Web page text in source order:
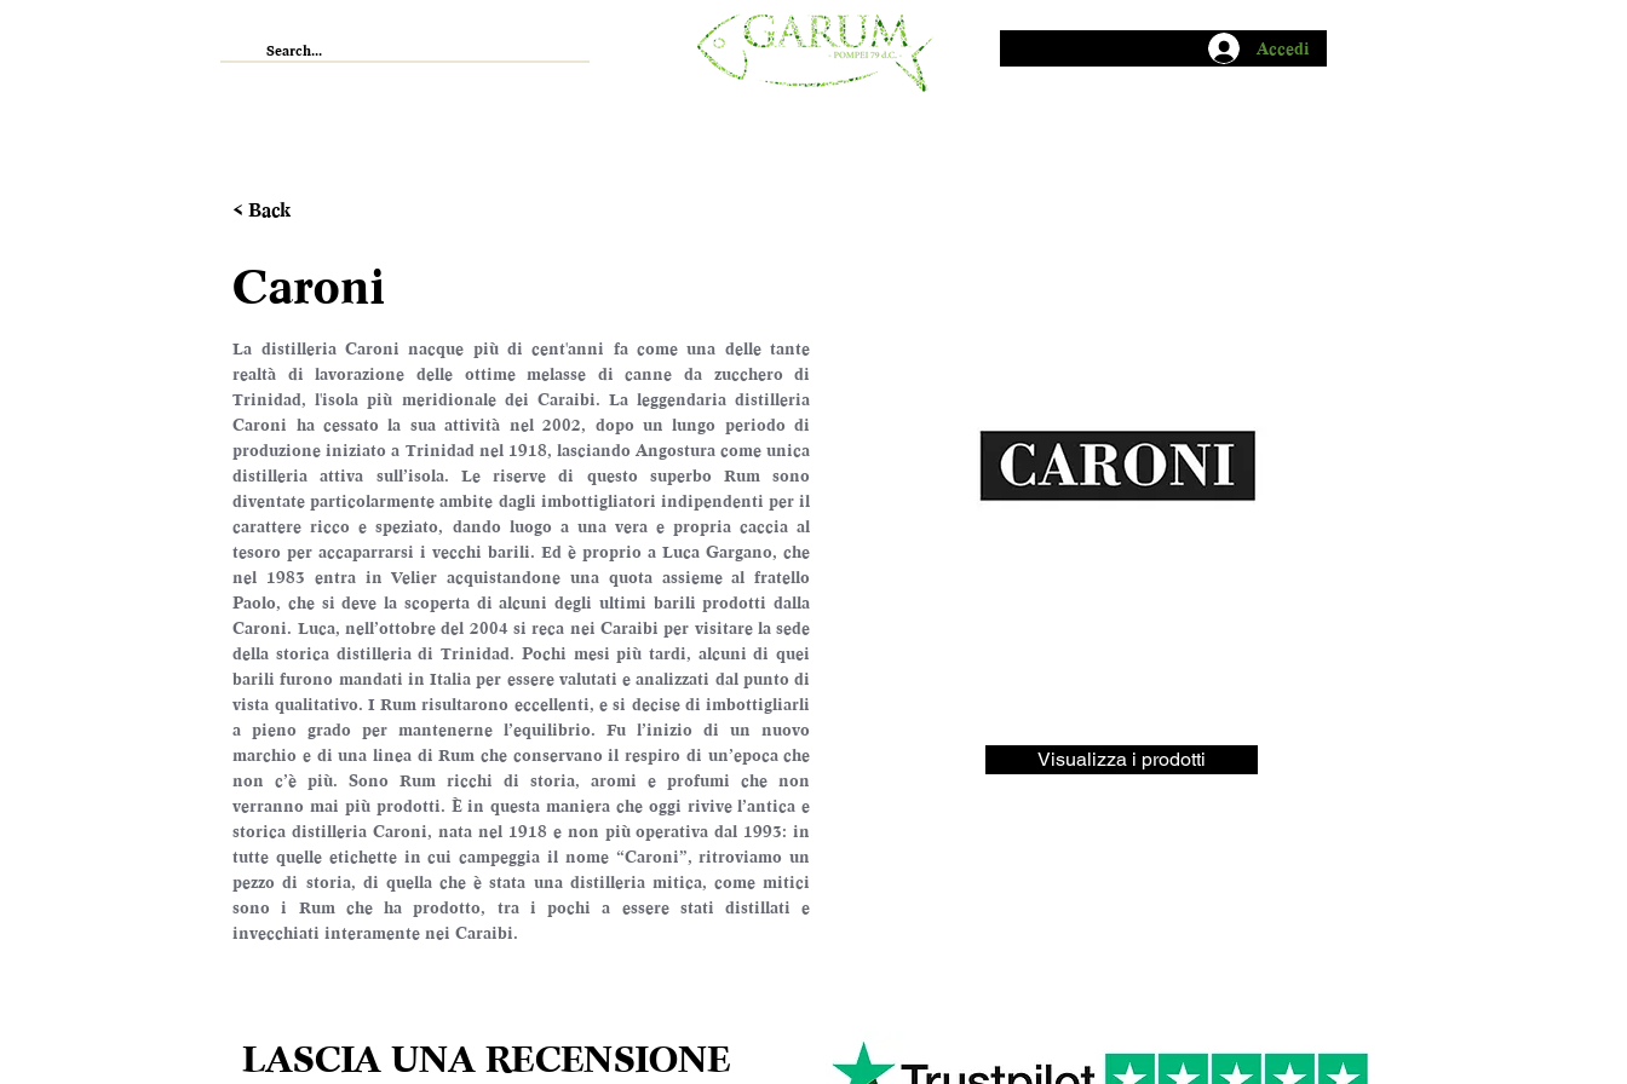
Accedi
< Back
Caroni
La distilleria Caroni nacque più di cent'anni fa come una delle tante
realtà di lavorazione delle ottime melasse di canne da zucchero di
Trinidad, l'isola più meridionale dei Caraibi. La leggendaria distilleria
Caroni ha cessato la sua attività nel 2002, dopo un lungo periodo di
produzione iniziato a Trinidad nel 1918, lasciando Angostura come unica
distilleria attiva sull’isola. Le riserve di questo superbo Rum sono
diventate particolarmente ambite dagli imbottigliatori indipendenti per il
carattere ricco e speziato, dando luogo a una vera e propria caccia al
tesoro per accaparrarsi i vecchi barili. Ed è proprio a Luca Gargano, che
nel 1983 entra in Velier acquistandone una quota assieme al fratello
Paolo, che si deve la scoperta di alcuni degli ultimi barili prodotti dalla
Caroni. Luca, nell’ottobre del 2004 si reca nei Caraibi per visitare la sede
della storica distilleria di Trinidad. Pochi mesi più tardi, alcuni di quei
barili furono mandati in Italia per essere valutati e analizzati dal punto di
vista qualitativo. I Rum risultarono eccellenti, e si decise di imbottigliarli
a pieno grado per mantenerne l’equilibrio. Fu l’inizio di un nuovo
marchio e di una linea di Rum che conservano il respiro di un’epoca che
non c’è più. Sono Rum ricchi di storia, aromi e profumi che non
verranno mai più prodotti. È in questa maniera che oggi rivive l’antica e
storica distilleria Caroni, nata nel 1918 e non più operativa dal 1993: in
tutte quelle etichette in cui campeggia il nome “Caroni”, ritroviamo un
pezzo di storia, di quella che è stata una distilleria mitica, come mitici
sono i Rum che ha prodotto, tra i pochi a essere stati distillati e
invecchiati interamente nei Caraibi.
Visualizza i prodotti
LASCIA UNA RECENSIONE